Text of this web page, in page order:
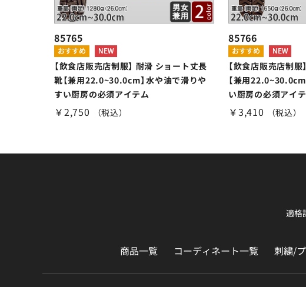
85765
【飲食店販売店制服】 耐滑 ショート丈長
靴【兼用22.0~30.0cm】水や油で滑りや
すい厨房の必須アイテム
￥2,750 （税込）
85766
【飲食店販売店制
【兼用
い厨房の必須アイ
￥3,410 （税込）
適格
商品一覧 コーディネート一覧 刺繍/